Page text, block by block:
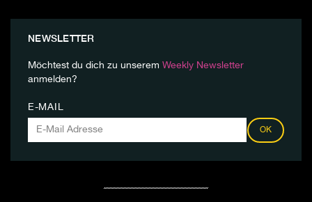
NEWSLETTER
Möchtest du dich zu unserem Weekly Newsletter
anmelden?
E-MAIL
OK